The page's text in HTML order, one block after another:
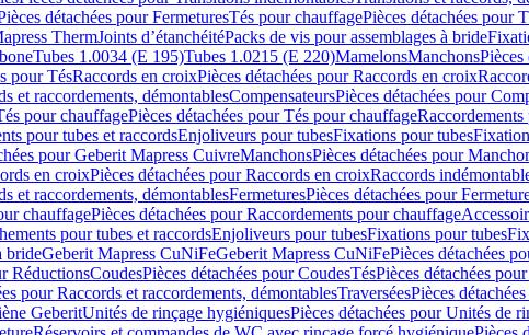
détachées pour FermeturesTés pour chauffagePièces détachées pour
ThermJoints d’étanchéitéPacks de vis pour assemblages à bride
Tubes 1.0034 (E 195)Tubes 1.0215 (E 220)MamelonsManchonsPièces
pour TésRaccords en croixPièces détachées pour Raccords en croix
et raccordements, démontablesCompensateursPièces détachées pour
pour chauffagePièces détachées pour Tés pour chauffage
pour tubes et raccordsEnjoliveurs pour tubesFixations pour tubes
pour Geberit Mapress CuivreManchonsPièces détachées pour
en croixPièces détachées pour Raccords en croixRaccords
et raccordements, démontablesFermeturesPièces détachées pour
chauffagePièces détachées pour Raccordements pour chauffage
pour tubes et raccordsEnjoliveurs pour tubesFixations pour tubes
brideGeberit Mapress CuNiFeGeberit Mapress CuNiFePièces détachées
RéductionsCoudesPièces détachées pour CoudesTésPièces détachées
pour Raccords et raccordements, démontablesTraverséesPièces
GeberitUnités de rinçage hygiéniquesPièces détachées pour Unités de